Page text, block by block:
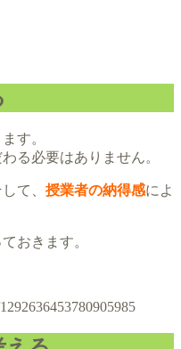
す。
る必要はありません。
て、 授業者の納得感によ
おきます。